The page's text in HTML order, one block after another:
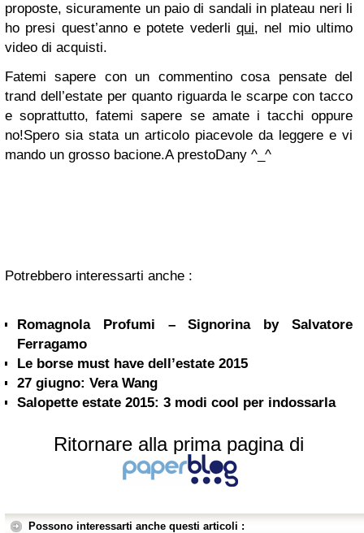
proposte, sicuramente un paio di sandali in plateau neri li
ho presi quest’anno e potete vederli qui, nel mio ultimo
video di acquisti.
Fatemi sapere con un commentino cosa pensate del
trand dell’estate per quanto riguarda le scarpe con tacco
e soprattutto, fatemi sapere se amate i tacchi oppure
no!Spero sia stata un articolo piacevole da leggere e vi
mando un grosso bacione.A prestoDany ^_^
Potrebbero interessarti anche :
Romagnola Profumi – Signorina by Salvatore
Ferragamo
Le borse must have dell’estate 2015
27 giugno: Vera Wang
Salopette estate 2015: 3 modi cool per indossarla
Ritornare alla prima pagina di
Possono interessarti anche questi articoli :